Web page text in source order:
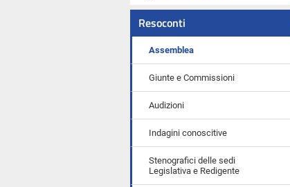
Resoconti
Assemblea
Giunte e Commissioni
Audizioni
Indagini conoscitive
Stenografici delle sedi
Legislativa e Redigente